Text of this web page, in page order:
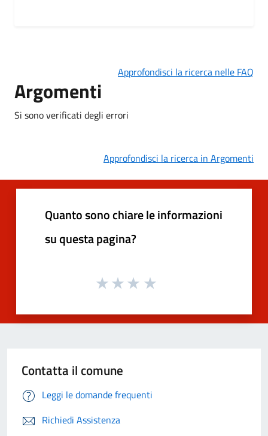
Approfondisci la ricerca nelle FAQ
Argomenti
Si sono verificati degli errori
Approfondisci la ricerca in Argomenti
Quanto sono chiare le informazioni
su questa pagina?
Contatta il comune
Leggi le domande frequenti
Richiedi Assistenza